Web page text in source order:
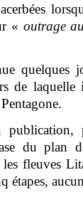
« outrage
de laquelle
du plan
les fleuves